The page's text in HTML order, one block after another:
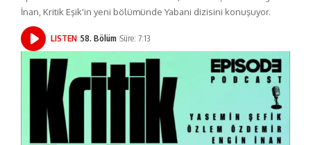
İnan, Kritik Eşik'in yeni bölümünde Yabani dizisini konuşuyor.
LISTEN 58. Bölüm Süre: 7:13